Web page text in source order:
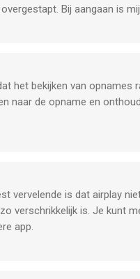
Bij aangaan is
het bekijken van opnames
naar de opname en
verbinding ligt of andere
bij bekijken opname.
ander loopt het casten vast.
vervelende is dat airplay
verschrikkelijk is. Je kunt
app.